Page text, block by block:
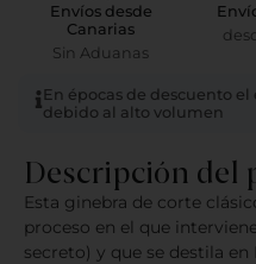
Envíos desde
Canarias
Sin Aduanas
En épocas de descuento
debido al alto volumen
Descripción del
Esta ginebra de corte
proceso en el que
secreto) y que se destila